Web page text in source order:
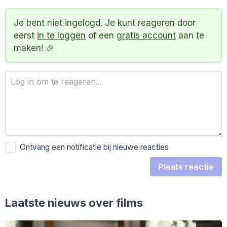
Je bent niet ingelogd. Je kunt reageren door
eerst in te loggen of een gratis account aan te
maken! 🎉
Ontvang een notificatie bij nieuwe reacties
Plaats reactie
Laatste nieuws over films